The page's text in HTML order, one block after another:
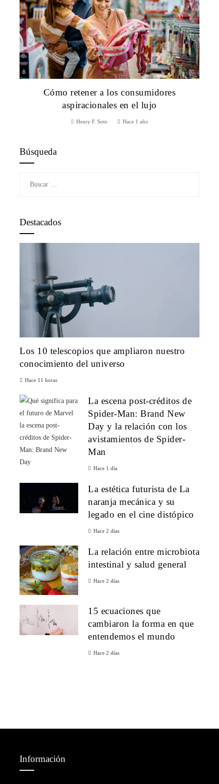
Cómo retener a los consumidores
aspiracionales en el lujo
Henry F. Soto Hace 1 año
Búsqueda
Destacados
Los 10 telescopios que ampliaron nuestro
conocimiento del universo
Hace 11 horas
La escena post-créditos de
Spider-Man: Brand New
Day y la relación con los
avistamientos de Spider-
Man
Hace 1 día
La estética futurista de La
naranja mecánica y su
legado en el cine distópico
Hace 2 días
La relación entre microbiota
intestinal y salud general
Hace 2 días
15 ecuaciones que
cambiaron la forma en que
entendemos el mundo
Hace 2 días
Información